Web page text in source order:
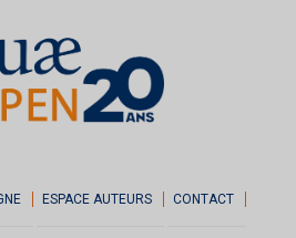
ESPACE AUTEURS CONTACT